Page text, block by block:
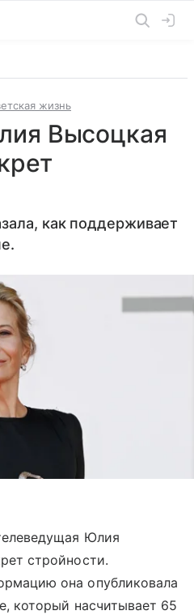
жизнь
Высоцкая
как поддерживает
Юлия
стройности.
она опубликовала
который насчитывает 65